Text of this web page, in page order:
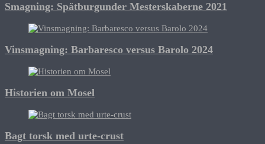
Smagning: Spätburgunder Mesterskaberne 2021
Vinsmagning: Barbaresco versus Barolo 2024
Historien om Mosel
Bagt torsk med urte-crust